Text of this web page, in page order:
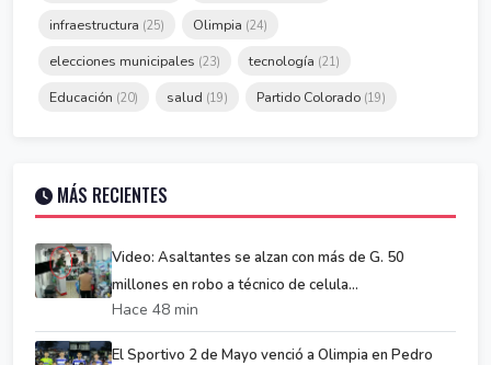
infraestructura (25) Olimpia (24)
elecciones municipales (23) tecnología (21)
Educación (20) salud (19) Partido Colorado (19)
MÁS RECIENTES
Video: Asaltantes se alzan con más de G. 50
millones en robo a técnico de celula...
Hace 48 min
El Sportivo 2 de Mayo venció a Olimpia en Pedro